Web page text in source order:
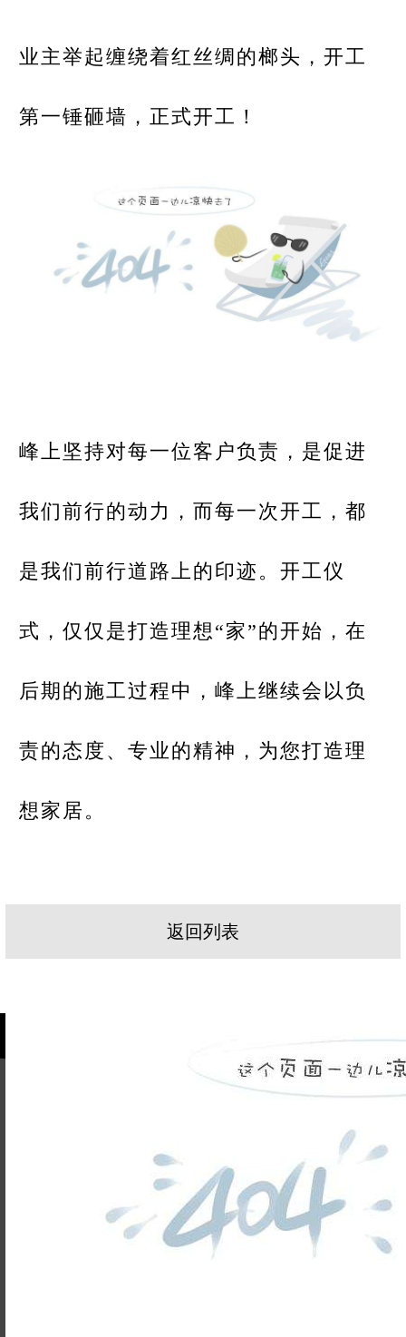
业主举起缠绕着红丝绸的榔头，开工
第一锤砸墙，正式开工！
峰上坚持对每一位客户负责，是促进
我们前行的动力，而每一次开工，都
是我们前行道路上的印迹。开工仪
式，仅仅是打造理想“家”的开始，在
后期的施工过程中，峰上继续会以负
责的态度、专业的精神，为您打造理
想家居。
返回列表
姓名不能
为空
电话不能